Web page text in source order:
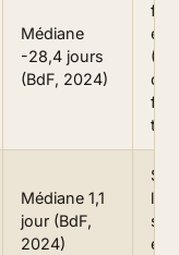
Médiane
-28,4 jours
(BdF, 2024)
Médiane 1,1
jour (BdF,
2024)
Si